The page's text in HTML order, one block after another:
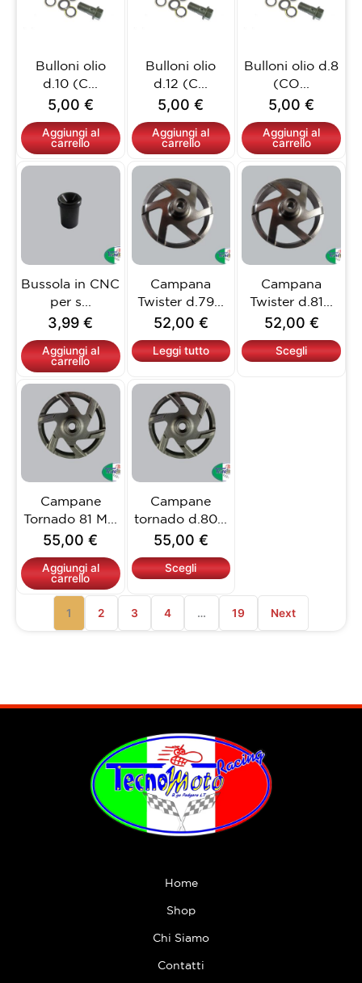
Bulloni olio
d.10 (C...
5,00 €
Aggiungi al
carrello
Bulloni olio
d.12 (C...
5,00€
Aggiungi al
carrello
Bulloni olio d.8
(CO...
5,00€
Aggiungi al
carrello
Bussola in CNC
per s...
3,99€
Aggiungi al
carrello
Campana
Twister d.79...
52,00 €
Leggi tutto
Campana
Twister d.81...
52,00 €
Scegli
Questo
prodotto
ha
più
varianti.
possono
scelte
nella
pagina
Campane
Tornado 81 M...
55,00€
Aggiungi al
carrello
Campane
tornado d.80...
55,00 €
Scegli
Questo
prodotto
ha
più
varianti.
possono
scelte
nella
pagina
del
prodotto
1 2 3 4 … 19 Next
Home
Shop
Chi Siamo
Contatti